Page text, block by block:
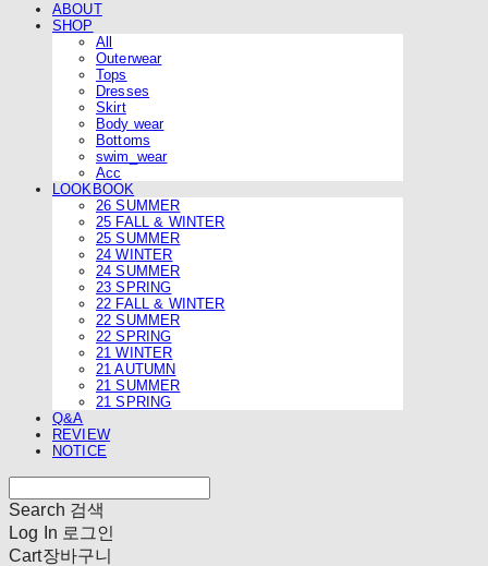
ABOUT
SHOP
All
Outerwear
Tops
Dresses
Skirt
Body wear
Bottoms
swim_wear
Acc
LOOKBOOK
26 SUMMER
25 FALL & WINTER
25 SUMMER
24 WINTER
24 SUMMER
23 SPRING
22 FALL & WINTER
22 SUMMER
22 SPRING
21 WINTER
21 AUTUMN
21 SUMMER
21 SPRING
Q&A
REVIEW
NOTICE
Search 검색
Log In 로그인
Cart장바구니